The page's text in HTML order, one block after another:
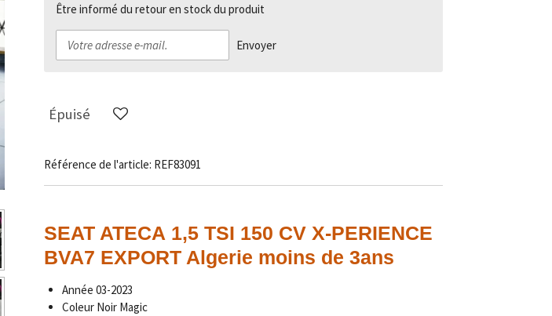
Être informé du retour en stock du produit
Envoyer
Épuisé
Référence de l'article: REF83091
SEAT ATECA 1,5 TSI 150 CV X-PERIENCE
BVA7 EXPORT Algerie moins de 3ans
Année 03-2023
Coleur Noir Magic